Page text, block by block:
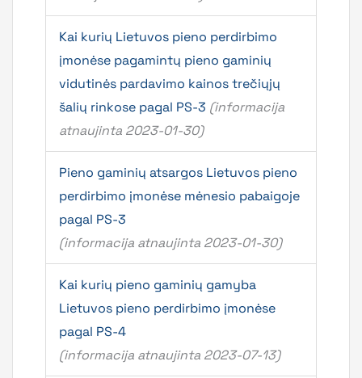
Kai kurių Lietuvos pieno perdirbimo
įmonėse pagamintų pieno gaminių
vidutinės pardavimo kainos trečiųjų
šalių rinkose pagal PS-3 (informacija
atnaujinta 2023-01-30)
Pieno gaminių atsargos Lietuvos pieno
perdirbimo įmonėse mėnesio pabaigoje
pagal PS-3
(informacija atnaujinta 2023-01-30)
Kai kurių pieno gaminių gamyba
Lietuvos pieno perdirbimo įmonėse
pagal PS-4
(informacija atnaujinta 2023-07-13)